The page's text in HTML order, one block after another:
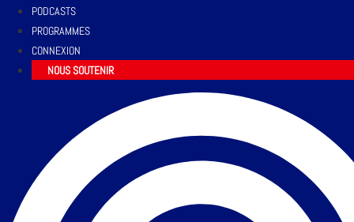
PODCASTS
PROGRAMMES
CONNEXION
NOUS SOUTENIR